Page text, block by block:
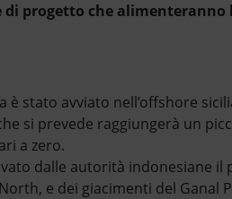
di progetto che alimenteranno
è stato avviato nell’offshore
si prevede raggiungerà un
a zero.
dalle autorità indonesiane il
e dei giacimenti del Ganal